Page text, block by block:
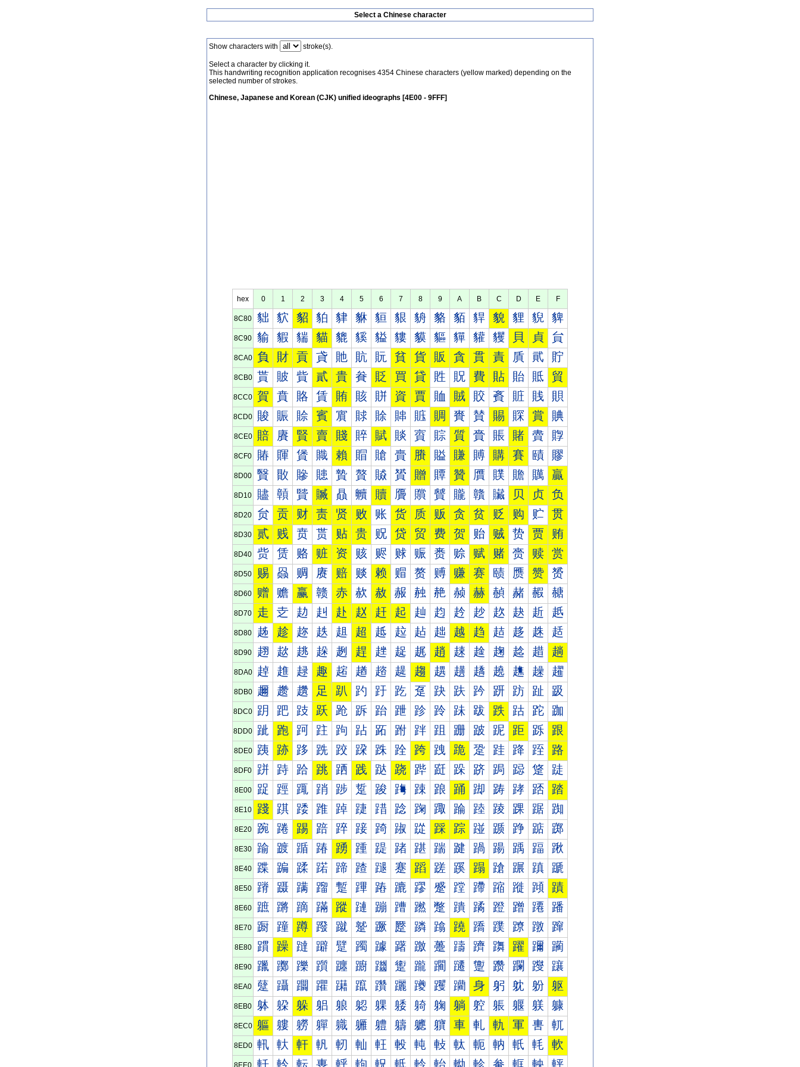
Select a Chinese character
Show characters with stroke(s).
Select a character by clicking it.
This handwriting recognition application recognises 4354 Chinese characters (yellow marked) depending on the
selected number of strokes.
Chinese, Japanese and Korean (CJK) unified ideographs [4E00 - 9FFF]
hex 0 1 2 3 4 5 6 7 8 9 A B C D E F
8C80 貀 貁 貂 貃 貄 貅 貆 貇 貈 貉 貊 貋 貌 貍 貎 貏
8C90 貐 貑 貒 貓 貔 貕 貖 貗 貘 貙 貚 貛 貜 貝 貞 貟
8CA0 負 財 貢 貣 貤 貥 貦 貧 貨 販 貪 貫 責 貭 貮 貯
8CB0 貰 貱 貲 貳 貴 貵 貶 買 貸 貹 貺 費 貼 貽 貾 貿
8CC0 賀 賁 賂 賃 賄 賅 賆 資 賈 賉 賊 賋 賌 賍 賎 賏
8CD0 賐 賑 賒 賓 賔 賕 賖 賗 賘 賙 賚 賛 賜 賝 賞 賟
8CE0 賠 賡 賢 賣 賤 賥 賦 賧 賨 賩 質 賫 賬 賭 賮 賯
8CF0 賰 賱 賲 賳 賴 賵 賶 賷 賸 賹 賺 賻 購 賽 賾 賿
8D00 贀 贁 贂 贃 贄 贅 贆 贇 贈 贉 贊 贋 贌 贍 贎 贏
8D10 贐 贑 贒 贓 贔 贕 贖 贗 贘 贙 贚 贛 贜 贝 贞 负
8D20 贠 贡 财 责 贤 败 账 货 质 贩 贪 贫 贬 购 贮 贯
8D30 贰 贱 贲 贳 贴 贵 贶 贷 贸 费 贺 贻 贼 贽 贾 贿
8D40 赀 赁 赂 赃 资 赅 赆 赇 赈 赉 赊 赋 赌 赍 赎 赏
8D50 赐 赑 赒 赓 赔 赕 赖 赗 赘 赙 赚 赛 赜 赝 赞 赟
8D60 赠 赡 赢 赣 赤 赥 赦 赧 赨 赩 赪 赫 赬 赭 赮 赯
8D70 走 赱 赲 赳 赴 赵 赶 起 赸 赹 赺 赻 赼 赽 赾 赿
8D80 趀 趁 趂 趃 趄 超 趆 趇 趈 趉 越 趋 趌 趍 趎 趏
8D90 趐 趑 趒 趓 趔 趕 趖 趗 趘 趙 趚 趛 趜 趝 趞 趟
8DA0 趠 趡 趢 趣 趤 趥 趦 趧 趨 趩 趪 趫 趬 趭 趮 趯
8DB0 趰 趱 趲 足 趴 趵 趶 趷 趸 趹 趺 趻 趼 趽 趾 趿
8DC0 跀 跁 跂 跃 跄 跅 跆 跇 跈 跉 跊 跋 跌 跍 跎 跏
8DD0 跐 跑 跒 跓 跔 跕 跖 跗 跘 跙 跚 跛 跜 距 跞 跟
8DE0 跠 跡 跢 跣 跤 跥 跦 跧 跨 跩 跪 跫 跬 跭 跮 路
8DF0 跰 跱 跲 跳 跴 践 跶 跷 跸 跹 跺 跻 跼 跽 跾 跿
8E00 踀 踁 踂 踃 踄 踅 踆 踇 踈 踉 踊 踋 踌 踍 踎 踏
8E10 踐 踑 踒 踓 踔 踕 踖 踗 踘 踙 踚 踛 踜 踝 踞 踟
8E20 踠 踡 踢 踣 踤 踥 踦 踧 踨 踩 踪 踫 踬 踭 踮 踯
8E30 踰 踱 踲 踳 踴 踵 踶 踷 踸 踹 踺 踻 踼 踽 踾 踿
8E40 蹀 蹁 蹂 蹃 蹄 蹅 蹆 蹇 蹈 蹉 蹊 蹋 蹌 蹍 蹎 蹏
8E50 蹐 蹑 蹒 蹓 蹔 蹕 蹖 蹗 蹘 蹙 蹚 蹛 蹜 蹝 蹞 蹟
8E60 蹠 蹡 蹢 蹣 蹤 蹥 蹦 蹧 蹨 蹩 蹪 蹫 蹬 蹭 蹮 蹯
8E70 蹰 蹱 蹲 蹳 蹴 蹵 蹶 蹷 蹸 蹹 蹺 蹻 蹼 蹽 蹾 蹿
8E80 躀 躁 躂 躃 躄 躅 躆 躇 躈 躉 躊 躋 躌 躍 躎 躏
8E90 躐 躑 躒 躓 躔 躕 躖 躗 躘 躙 躚 躛 躜 躝 躞 躟
8EA0 躠 躡 躢 躣 躤 躥 躦 躧 躨 躩 躪 身 躬 躭 躮 躯
8EB0 躰 躱 躲 躳 躴 躵 躶 躷 躸 躹 躺 躻 躼 躽 躾 躿
8EC0 軀 軁 軂 軃 軄 軅 軆 軇 軈 軉 車 軋 軌 軍 軎 軏
8ED0 軐 軑 軒 軓 軔 軕 軖 軗 軘 軙 軚 軛 軜 軝 軞 軟
8EE0 軠 軡 転 軣 軤 軥 軦 軧 軨 軩 軪 軫 軬 軭 軮 軯